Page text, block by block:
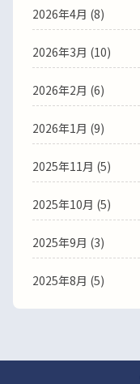
2026年4月 (8)
2026年3月 (10)
2026年2月 (6)
2026年1月 (9)
2025年11月 (5)
2025年10月 (5)
2025年9月 (3)
2025年8月 (5)